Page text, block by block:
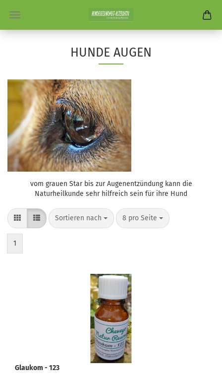
HUNDE AUGEN
vom grauen Star bis zur Augenentzündung kann die
Naturheilkunde sehr hilfreich sein für ihre Hund
Sortieren nach
Sortieren nach 8 pro Seite
pro Seite
1
Glaukom - 123